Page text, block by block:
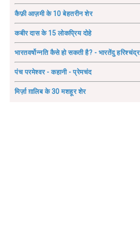
कैफ़ी आज़मी के 10 बेहतरीन शेर
कबीर दास के 15 लोकप्रिय दोहे
भारतवर्षोन्नति कैसे हो सकती है? - भारतेंदु हरिश्चंद्र
पंच परमेश्वर - कहानी - प्रेमचंद
मिर्ज़ा ग़ालिब के 30 मशहूर शेर